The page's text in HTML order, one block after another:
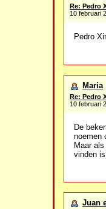
Re: Pedro
10 februari
Pedro
Maria
Re: Pedro
10 februari
De
noemen
Maar
vinden is.
Juan